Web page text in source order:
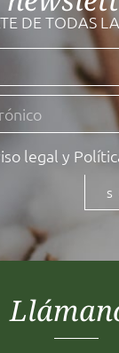
DE TODAS
legal y